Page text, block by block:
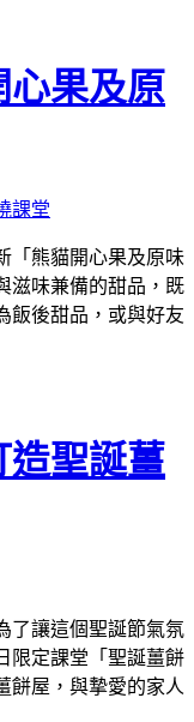
心果及原
「熊貓開心果及原味
滋味兼備的甜品，既
飯後甜品，或與好友
造聖誕薑
了讓這個聖誕節氣氛
限定課堂「聖誕薑餅
餅屋，與摯愛的家人